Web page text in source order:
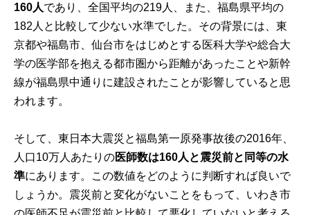
160人であり、全国平均の219人、また、福島県平均の
182人と比較して少ない水準でした。その背景には、東
京都や福島市、仙台市をはじめとする医科大学や総合大
学の医学部を抱える都市圏から距離があったことや新幹
線が福島県中通りに建設されたことが影響していると思
われます。
そして、東日本大震災と福島第一原発事故後の2016年、
人口10万人あたりの医師数は160人と震災前と同等の水
準にあります。この数値をどのように判断すれば良いで
しょうか。震災前と変化がないことをもって、いわき市